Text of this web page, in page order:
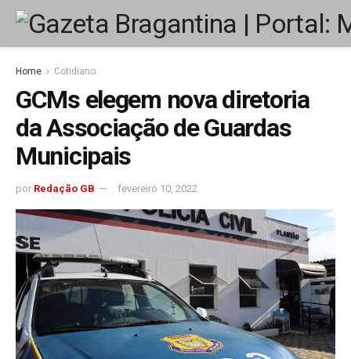
Home Cotidiano
GCMs elegem nova diretoria
da Associação de Guardas
Municipais
por Redação GB fevereiro 10, 2022